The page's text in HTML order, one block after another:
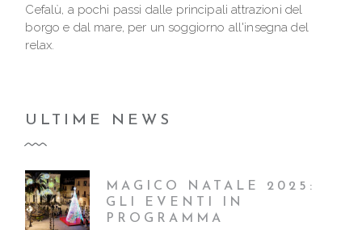
Cefalù, a pochi passi dalle principali attrazioni del
borgo e dal mare, per un soggiorno all'insegna del
relax.
ULTIME NEWS
MAGICO NATALE 2025:
GLI EVENTI IN
PROGRAMMA